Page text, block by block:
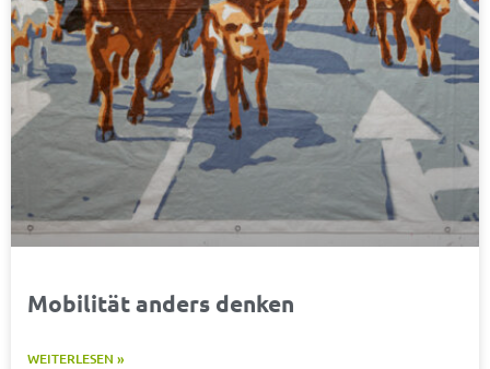
Mobilität anders denken
WEITERLESEN »